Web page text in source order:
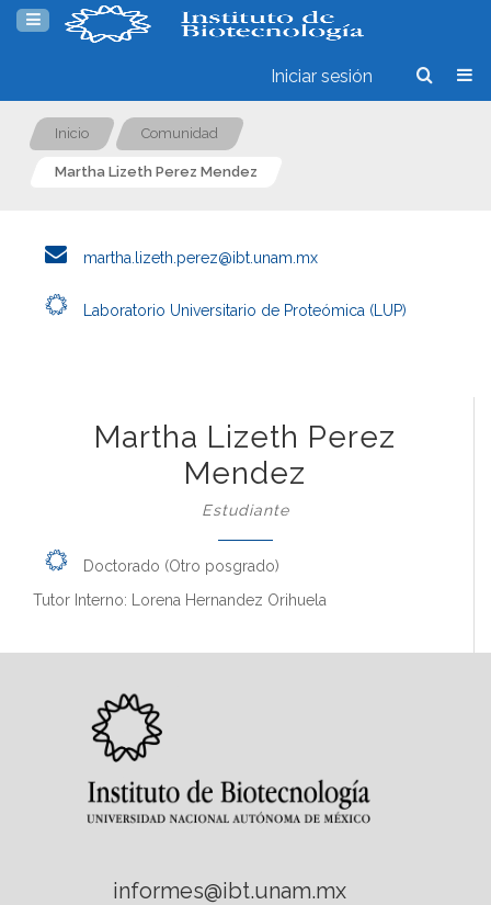
Iniciar sesión
Inicio Comunidad
Martha Lizeth Perez Mendez
martha.lizeth.perez@ibt.unam.mx
Laboratorio Universitario de Proteómica (LUP)
Martha Lizeth Perez
Mendez
Estudiante
Doctorado (Otro posgrado)
Tutor Interno: Lorena Hernandez Orihuela
informes@ibt.unam.mx